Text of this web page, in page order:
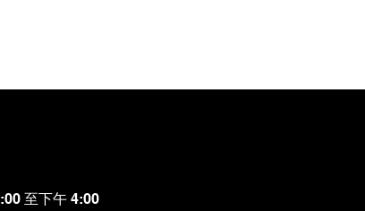
至下午 4:00